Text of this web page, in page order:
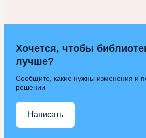
Хочется, чтобы
лучше?
Сообщите, какие нужны изменения и
решении
Написать